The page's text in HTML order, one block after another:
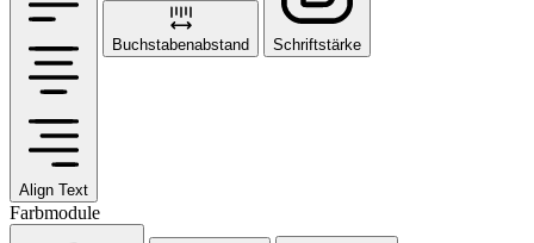
Align Text
Buchstabenabstand Schriftstärke
Farbmodule